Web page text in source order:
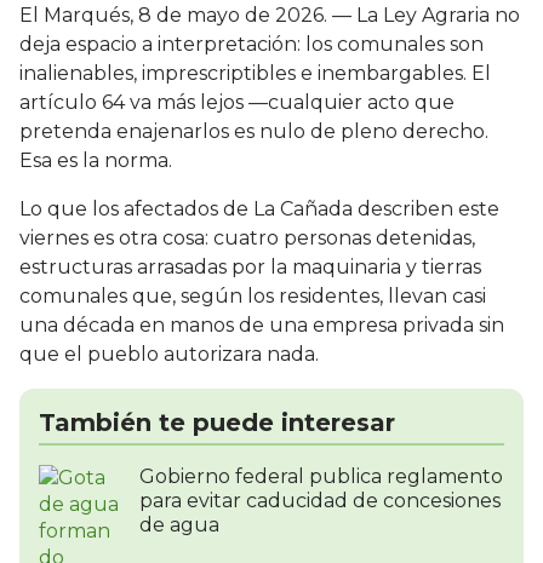
El Marqués, 8 de mayo de 2026. — La Ley Agraria no
deja espacio a interpretación: los comunales son
inalienables, imprescriptibles e inembargables. El
artículo 64 va más lejos —cualquier acto que
pretenda enajenarlos es nulo de pleno derecho.
Esa es la norma.
Lo que los afectados de La Cañada describen este
viernes es otra cosa: cuatro personas detenidas,
estructuras arrasadas por la maquinaria y tierras
comunales que, según los residentes, llevan casi
una década en manos de una empresa privada sin
que el pueblo autorizara nada.
También te puede interesar
Gobierno federal publica reglamento
para evitar caducidad de concesiones
de agua